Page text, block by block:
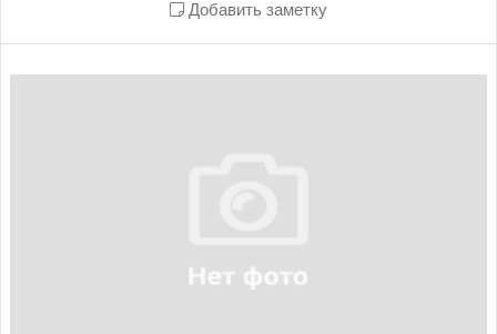
Добавить заметку